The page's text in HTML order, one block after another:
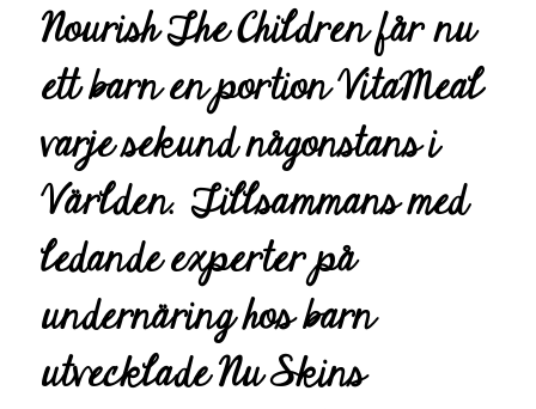
Nourish The Children får nu
ett barn en portion VitaMeal
varje sekund någonstans i
Världen. Tillsammans med
ledande experter på
undernäring hos barn
utvecklade Nu Skins